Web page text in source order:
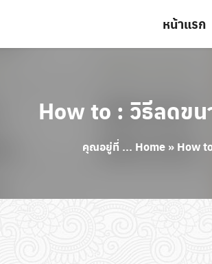
หน้าแรก
How to : วิธีลดขน
คุณอยู่ที่ ... Home » How